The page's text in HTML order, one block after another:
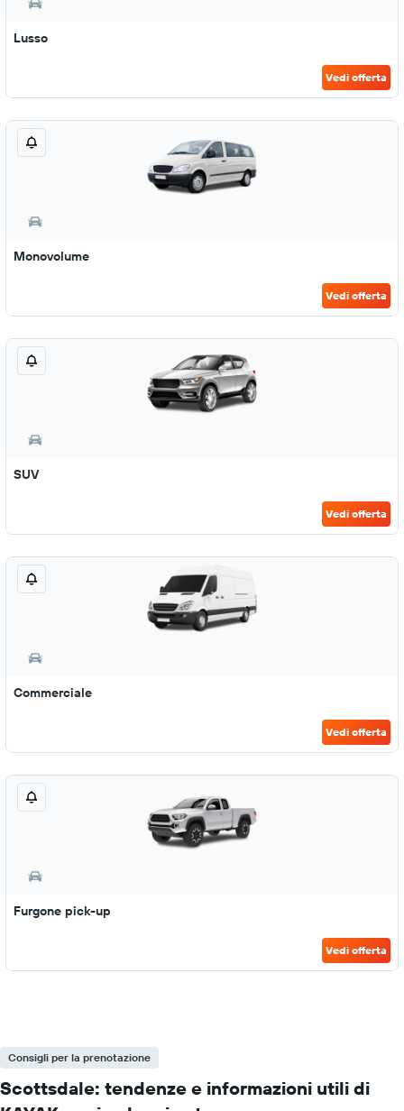
Lusso
Vedi offerta
Monovolume
Vedi offerta
SUV
Vedi offerta
Commerciale
Vedi offerta
Furgone pick-up
Vedi offerta
Consigli per la prenotazione
Scottsdale: tendenze e informazioni utili di